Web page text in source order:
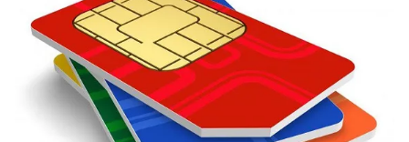
Khán giả
Giải sao mai
Sao
Du lịch
Làm đẹp
Chất lượng cuộc sống
Giáo dục
Tuyển sinh
Học trực tuyến
Công nghệ
Hitech Công nghệ tương lai
Giao lưu trực tuyến